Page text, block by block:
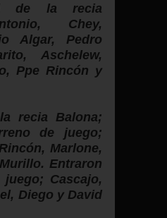
de la recia
Chey,
Algar, Pedro
Aschelew,
Ppe Rincón y
recia Balona;
de juego;
Marlone,
Entraron
Cascajo,
Diego y David